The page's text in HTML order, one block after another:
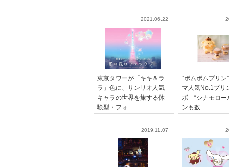
2021.06.22
東京タワーが「キキ＆ラ
ラ」色に、サンリオ人気
キャラの世界を旅する体
験型・フォ...
“ポムポムプリン
マ人気No.1プリ
ボ “シナモロー
ンも数...
2019.11.07